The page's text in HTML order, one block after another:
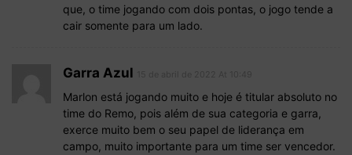
que, o time jogando com dois pontas, o jogo tende a
cair somente para um lado.
Garra Azul
Marlon está jogando muito e hoje é titular absoluto no
time do Remo, pois além de sua categoria e garra,
exerce muito bem o seu papel de liderança em
campo, muito importante para um time ser vencedor.